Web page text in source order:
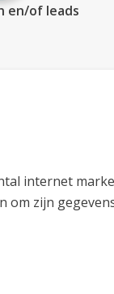
en/of leads
internet
om zijn